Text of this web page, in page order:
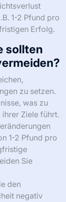
1-2 Pfund pro
Erfolg.
sollten
zu setzen.
was zu
Ziele führt.
1-2 Pfund pro
Sie
den
negativ